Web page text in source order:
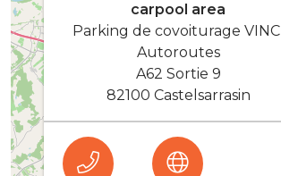
carpool area
Parking de covoiturage VINCI
Autoroutes
A62 Sortie 9
82100 Castelsarrasin